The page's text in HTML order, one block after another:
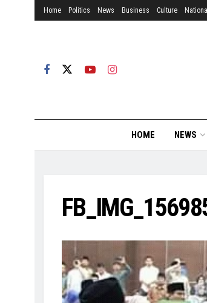
Home Politics News Business Culture National
HOME NEWS